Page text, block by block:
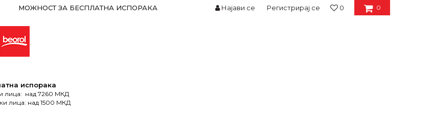
МОЖНОСТ ЗА БЕСПЛАТНА ИСПОРАКА 0
0
Најави се Регистрирај се
испорака
лица: над 7260 МКД
лица: над 1500 МКД